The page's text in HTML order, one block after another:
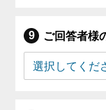
ご回答者様